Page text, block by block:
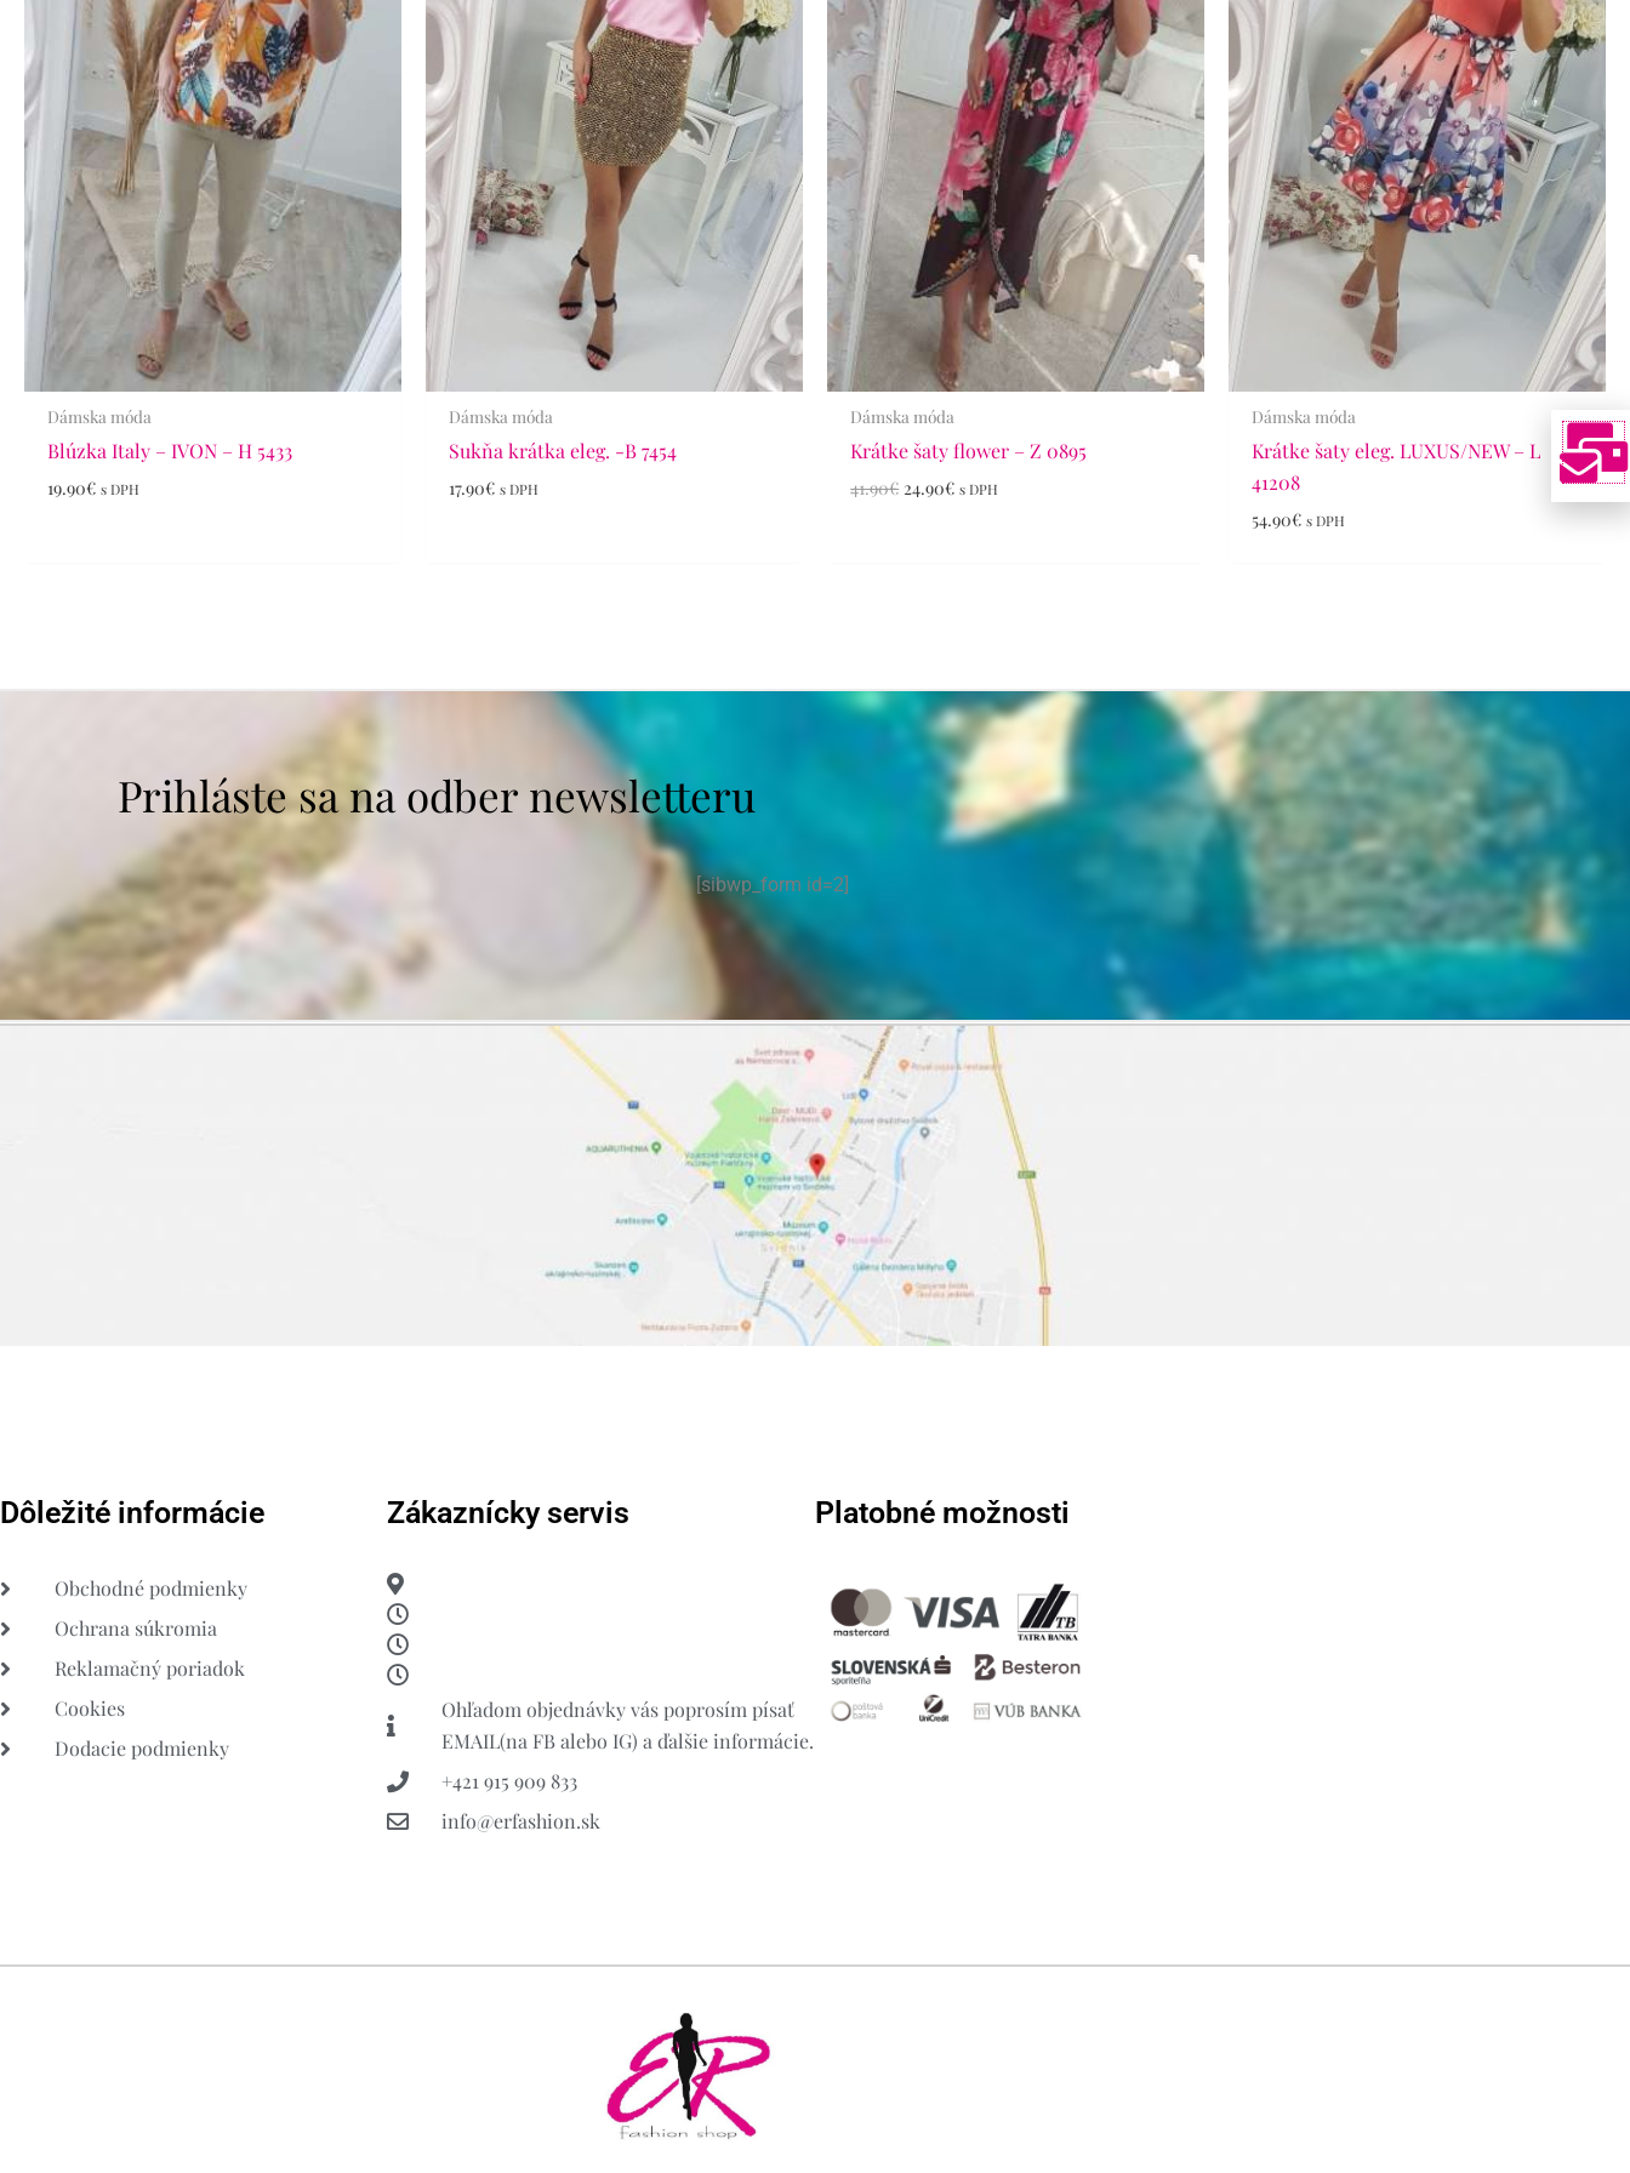
Dámska móda
Blúzka Italy – IVON – H 5433
19.90€ s DPH
Dámska móda
Sukňa krátka eleg. -B 7454
17.90€ s DPH
Dámska móda
Krátke šaty flower – Z 0895
41.90€ 24.90€ s DPH
Dámska móda
Krátke šaty eleg. LUXUS/NEW – L
41208
54.90€ s DPH
Prihláste sa na odber newsletteru
[sibwp_form id=2]
Dôležité informácie
Obchodné podmienky
Ochrana súkromia
Reklamačný poriadok
Cookies
Dodacie podmienky
Zákaznícky servis
Ohľadom objednávky vás poprosím písať
EMAIL(na FB alebo IG) a ďalšie informácie.
+421 915 909 833
info@erfashion.sk
Platobné možnosti